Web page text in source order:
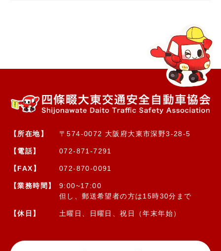
【所在地】 〒574-0072 大阪府大東市深野3-28-5
【電話】 072-871-7291
【FAX】 072-870-0091
【業務時間】
9:00~17:00
但し、郵送希望者の方は15時30分まで
【休日】 土曜日、日曜日、祝日（年末年始）